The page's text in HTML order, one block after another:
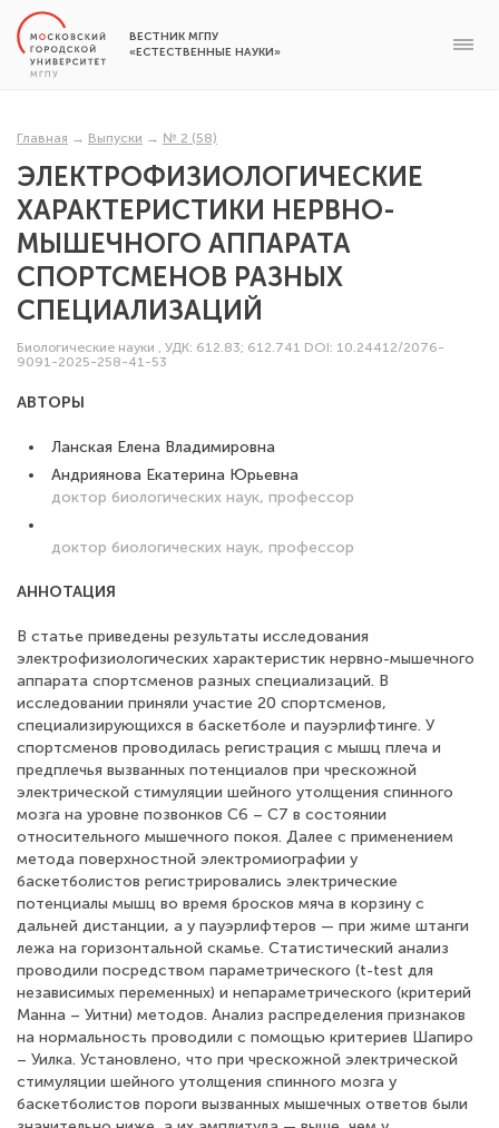
ВЕСТНИК МГПУ
«ЕСТЕСТВЕННЫЕ НАУКИ»
Главная → Выпуски → № 2 (58)
ЭЛЕКТРОФИЗИОЛОГИЧЕСКИЕ
ХАРАКТЕРИСТИКИ НЕРВНО-
МЫШЕЧНОГО АППАРАТА
СПОРТСМЕНОВ РАЗНЫХ
СПЕЦИАЛИЗАЦИЙ
Биологические науки , УДК: 612.83; 612.741 DOI: 10.24412/2076-
9091-2025-258-41-53
АВТОРЫ
Ланская Елена Владимировна
Андриянова Екатерина Юрьевна
доктор биологических наук, профессор
доктор биологических наук, профессор
АННОТАЦИЯ
В статье приведены результаты исследования
электрофизиологических характеристик нервно-мышечного
аппарата спортсменов разных специализаций. В
исследовании приняли участие 20 спортсменов,
специализирующихся в баскетболе и пауэрлифтинге. У
спортсменов проводилась регистрация с мышц плеча и
предплечья вызванных потенциалов при чрескожной
электрической стимуляции шейного утолщения спинного
мозга на уровне позвонков С6 – С7 в состоянии
относительного мышечного покоя. Далее с применением
метода поверхностной электромиографии у
баскетболистов регистрировались электрические
потенциалы мышц во время бросков мяча в корзину с
дальней дистанции, а у пауэрлифтеров — при жиме штанги
лежа на горизонтальной скамье. Статистический анализ
проводили посредством параметрического (t-test для
независимых переменных) и непараметрического (критерий
Maнна – Уитни) методов. Анализ распределения признаков
на нормальность проводили с помощью критериев Шапиро
– Уилка. Установлено, что при чрескожной электрической
стимуляции шейного утолщения спинного мозга у
баскетболистов пороги вызванных мышечных ответов были